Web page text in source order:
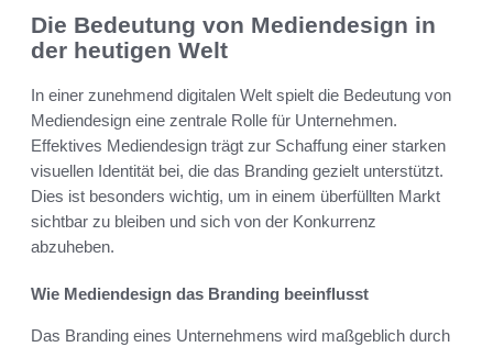
Die Bedeutung von Mediendesign in
der heutigen Welt
In einer zunehmend digitalen Welt spielt die Bedeutung von
Mediendesign eine zentrale Rolle für Unternehmen.
Effektives Mediendesign trägt zur Schaffung einer starken
visuellen Identität bei, die das Branding gezielt unterstützt.
Dies ist besonders wichtig, um in einem überfüllten Markt
sichtbar zu bleiben und sich von der Konkurrenz
abzuheben.
Wie Mediendesign das Branding beeinflusst
Das Branding eines Unternehmens wird maßgeblich durch